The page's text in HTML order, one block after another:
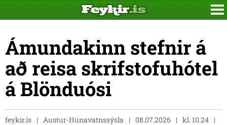
Ámundakinn stefnir á
að reisa skrifstofuhótel
á Blönduósi
feykir.is Austur-Húnavatnssýsla 08.07.2026
kl. 10.24